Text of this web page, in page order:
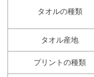
タオルの種類
タオル産地
プリントの種類